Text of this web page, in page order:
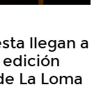
llegan a
edición
La Loma